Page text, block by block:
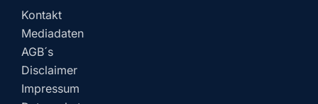
Kontakt
Mediadaten
AGB´s
Disclaimer
Impressum